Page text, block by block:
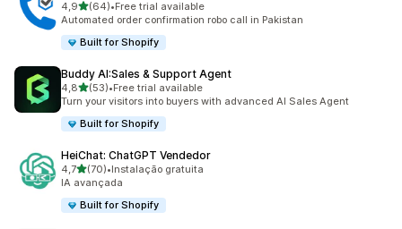
4,9de 5 estrelas
(64)
64 total de avaliações
•Free trial available
Automated order confirmation robo call in Pakistan
Built for Shopify
Buddy AI:Sales & Support Agent
4,8de 5 estrelas
(53)
53 total de avaliações
•Free trial available
Turn your visitors into buyers with advanced AI Sales Agent
Built for Shopify
HeiChat: ChatGPT Vendedor
4,7de 5 estrelas
(70)
70 total de avaliações
•Instalação gratuita
IA avançada
Built for Shopify